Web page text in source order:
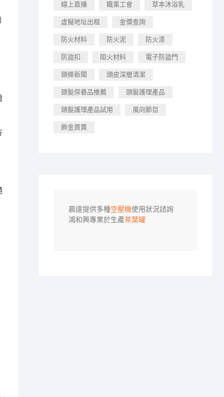
線上直播 職業工會 草本沐浴乳
虛擬地址出租 金價查詢
防火材料 防火泥 防火漆
防盜扣 阻火材料 電子防盜門
頭條新聞 頭皮深層清潔
頭髮保養品推薦 頭髮護理產品
頭髮護理產品試用 風向節目
飾金買賣
晨達提供多種空壓機使用狀況諮詢
鴻和興專業於生產茶葉罐